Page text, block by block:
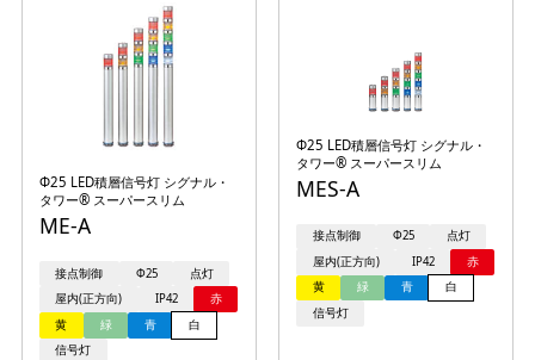
Φ25 LED積層信号灯 シグナル・
タワー® スーパースリム
ME-A
接点制御 Φ25
点灯
屋内(正方向)
IP42
赤
黄
緑 青
白
信号灯
Φ25 LED積層信号灯 シグナル・
タワー® スーパースリム
MES-A
接点制御 Φ25
点灯
屋内(正方向)
IP42
赤
黄
緑 青
白
信号灯